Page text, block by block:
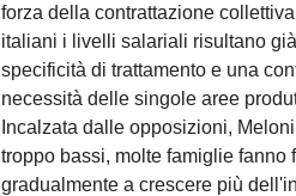
forza della contrattazione
italiani i livelli salariali risultano
specificità di trattamento e una
necessità delle singole aree
Incalzata dalle opposizioni,
troppo bassi, molte famiglie
gradualmente a crescere più